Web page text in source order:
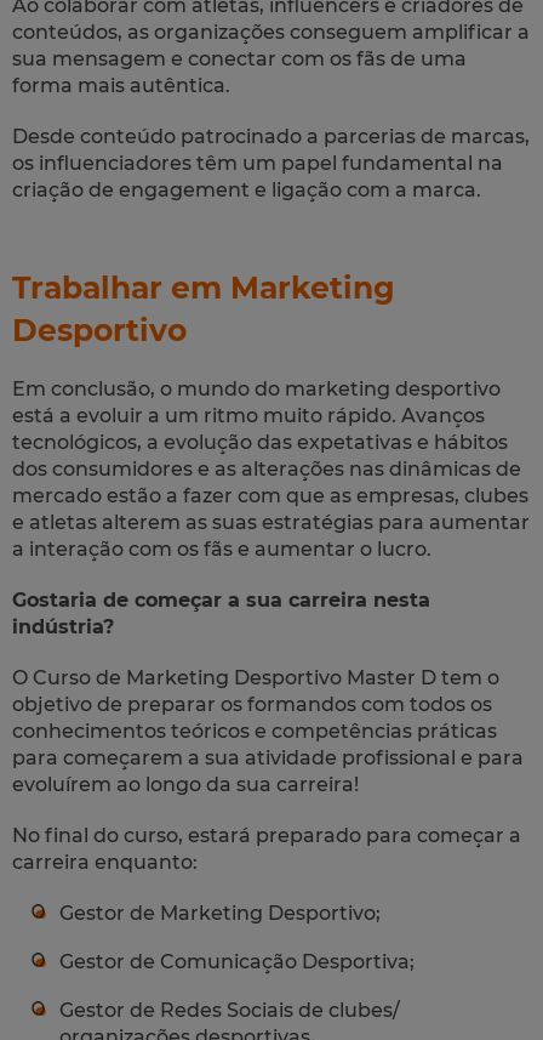
Ao colaborar com atletas, influencers e criadores de
conteúdos, as organizações conseguem amplificar a
sua mensagem e conectar com os fãs de uma
forma mais autêntica.
Desde conteúdo patrocinado a parcerias de marcas,
os influenciadores têm um papel fundamental na
criação de engagement e ligação com a marca.
Trabalhar em Marketing
Desportivo
Em conclusão, o mundo do marketing desportivo
está a evoluir a um ritmo muito rápido. Avanços
tecnológicos, a evolução das expetativas e hábitos
dos consumidores e as alterações nas dinâmicas de
mercado estão a fazer com que as empresas, clubes
e atletas alterem as suas estratégias para aumentar
a interação com os fãs e aumentar o lucro.
Gostaria de começar a sua carreira nesta
indústria?
O Curso de Marketing Desportivo Master D tem o
objetivo de preparar os formandos com todos os
conhecimentos teóricos e competências práticas
para começarem a sua atividade profissional e para
evoluírem ao longo da sua carreira!
No final do curso, estará preparado para começar a
carreira enquanto:
Gestor de Marketing Desportivo;
Gestor de Comunicação Desportiva;
Gestor de Redes Sociais de clubes/